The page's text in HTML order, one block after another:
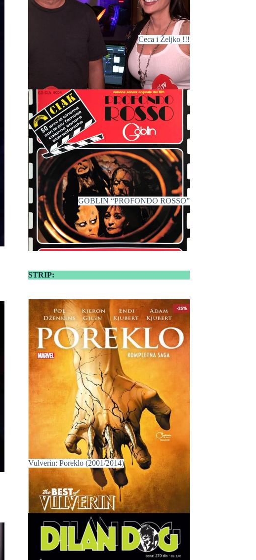
Ceca i Željko !!!
GOBLIN “PROFONDO ROSSO”
STRIP:
Vulverin: Poreklo (2001/2014)